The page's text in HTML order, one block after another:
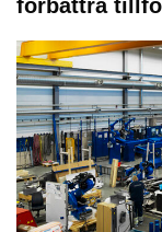
förbättra